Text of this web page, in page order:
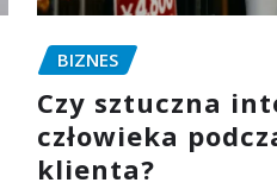
BIZNES
Czy sztuczna
człowieka
klienta?